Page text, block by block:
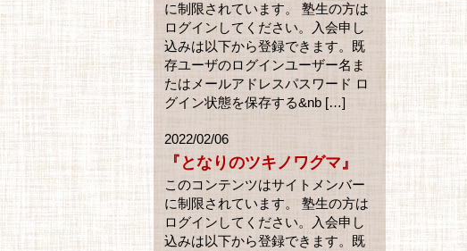
に制限されています。 塾生の方は
ログインしてください。入会申し
込みは以下から登録できます。既
存ユーザのログインユーザー名ま
たはメールアドレスパスワード ロ
グイン状態を保存する&nb […]
2022/02/06
『となりのツキノワグマ』
このコンテンツはサイトメンバー
に制限されています。 塾生の方は
ログインしてください。入会申し
込みは以下から登録できます。既